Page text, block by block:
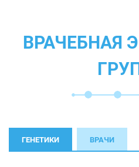
ВРАЧЕБНАЯ
ГЕНЕТИКИ ВРАЧИ